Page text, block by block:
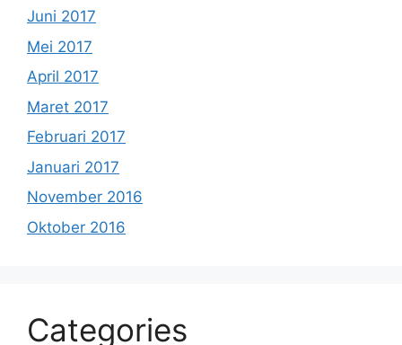
Juni 2017
Mei 2017
April 2017
Maret 2017
Februari 2017
Januari 2017
November 2016
Oktober 2016
Categories